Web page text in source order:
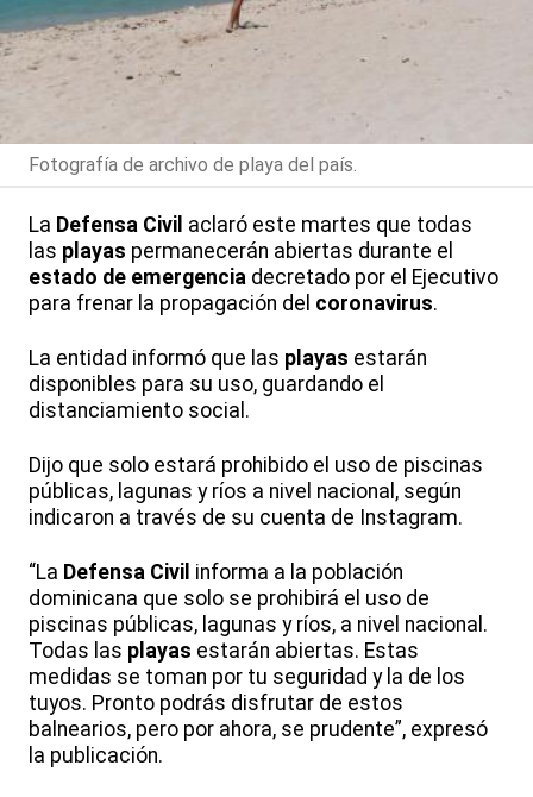
Fotografía de archivo de playa del país.
La Defensa Civil aclaró este martes que todas
las playas permanecerán abiertas durante el
estado de emergencia decretado por el Ejecutivo
para frenar la propagación del coronavirus.
La entidad informó que las playas estarán
disponibles para su uso, guardando el
distanciamiento social.
Dijo que solo estará prohibido el uso de piscinas
públicas, lagunas y ríos a nivel nacional, según
indicaron a través de su cuenta de Instagram.
“La Defensa Civil informa a la población
dominicana que solo se prohibirá el uso de
piscinas públicas, lagunas y ríos, a nivel nacional.
Todas las playas estarán abiertas. Estas
medidas se toman por tu seguridad y la de los
tuyos. Pronto podrás disfrutar de estos
balnearios, pero por ahora, se prudente”, expresó
la publicación.